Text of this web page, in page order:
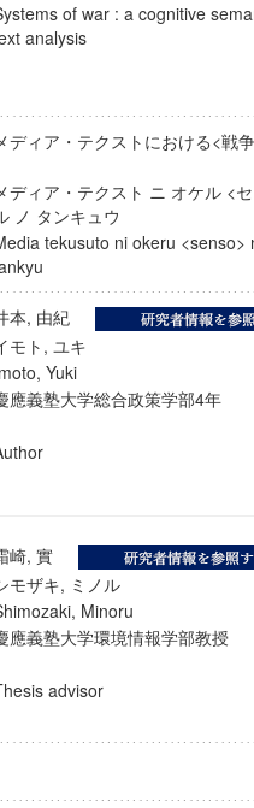
of war : a cognitive
analysis
ディア・テクストにおける<戦
ディア・テクスト ニ オケル <
ノ タンキュウ
tekusuto ni okeru <senso>
本, 由紀
モト, ユキ
Yuki
應義塾大学総合政策学部4年
崎, 實
モザキ, ミノル
Minoru
應義塾大学環境情報学部教授
advisor